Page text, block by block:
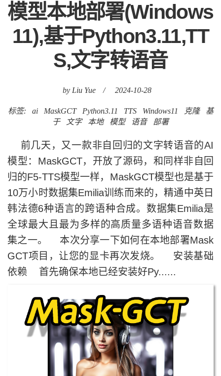
模型本地部署(Windows
11),基于Python3.11,TT
S,文字转语音
by Liu Yue / 2024-10-28
标签: ai MaskGCT Python3.11 TTS Windows11 克隆
基
于
文字 本地 模型 语音 部署
前几天，又一款非自回归的文字转语音的AI
模型：MaskGCT，开放了源码，和同样非自回
归的F5-TTS模型一样，MaskGCT模型也是基于
10万小时数据集Emilia训练而来的，精通中英日
韩法德6种语言的跨语种合成。数据集Emilia是
全球最大且最为多样的高质量多语种语音数据
集之一。 本次分享一下如何在本地部署Mask
GCT项目，让您的显卡再次发烧。 安装基础
依赖 首先确保本地已经安装好Py......